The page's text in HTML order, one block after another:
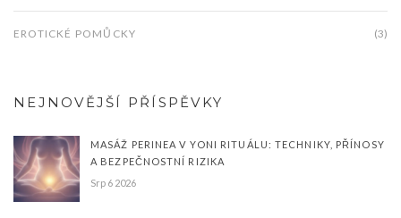
EROTICKÉ POMŮCKY (3)
NEJNOVĚJŠÍ PŘÍSPĚVKY
MASÁŽ PERINEA V YONI RITUÁLU: TECHNIKY, PŘÍNOSY
A BEZPEČNOSTNÍ RIZIKA
Srp 6 2026